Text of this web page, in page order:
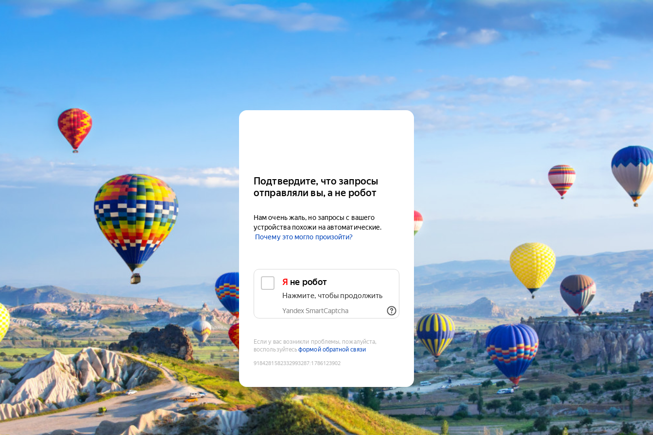
Подтвердите, что запросы
отправляли вы, а не робот
Нам очень жаль, но запросы с вашего
устройства похожи на автоматические.
Почему это могло произойти?
Я не робот
Нажмите, чтобы продолжить
Yandex SmartCaptcha
Если у вас возникли проблемы, пожалуйста,
воспользуйтесьформой обратной связи
9184281582332993287:1786123902